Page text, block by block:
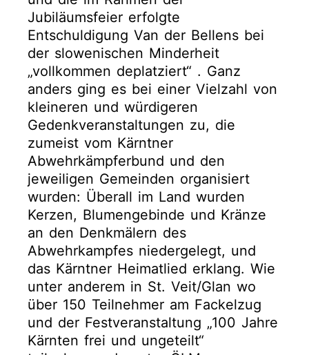
Jubiläumsfeier erfolgte
Entschuldigung Van der Bellens bei
der slowenischen Minderheit
„vollkommen deplatziert“ . Ganz
anders ging es bei einer Vielzahl von
kleineren und würdigeren
Gedenkveranstaltungen zu, die
zumeist vom Kärntner
Abwehrkämpferbund und den
jeweiligen Gemeinden organisiert
wurden: Überall im Land wurden
Kerzen, Blumengebinde und Kränze
an den Denkmälern des
Abwehrkampfes niedergelegt, und
das Kärntner Heimatlied erklang. Wie
unter anderem in St. Veit/Glan wo
über 150 Teilnehmer am Fackelzug
und der Festveranstaltung „100 Jahre
Kärnten frei und ungeteilt“